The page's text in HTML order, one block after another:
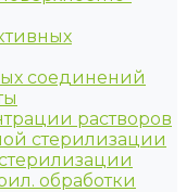
соединений
растворов
стерилизации
обработки